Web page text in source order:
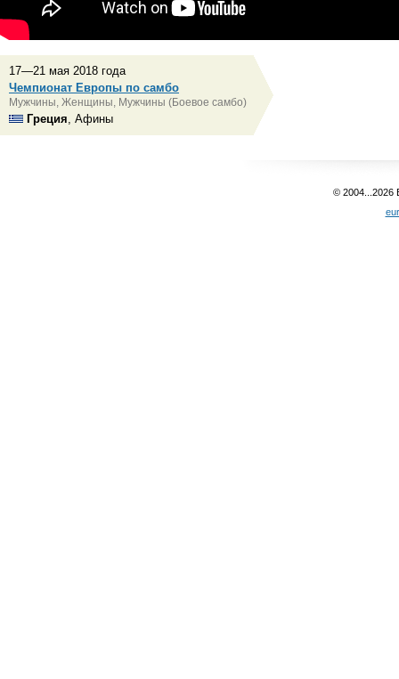
17—21 мая 2018 года
Чемпионат Европы по самбо
Мужчины, Женщины, Мужчины (Боевое самбо)
Греция , Афины
© 2004...2026